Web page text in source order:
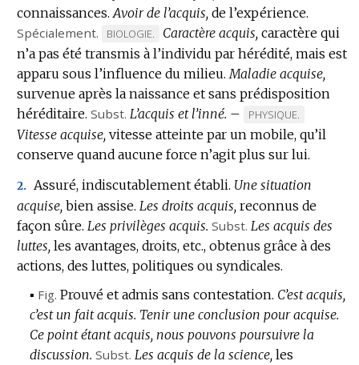
connaissances. Avoir de l’acquis, de l’expérience.
Spécialement.
MARQUE
DE
DOMAINE
:
BIOLOGIE. Caractère acquis, caractère qui
n’a pas été transmis à l’individu par hérédité, mais est
apparu sous l’influence du milieu. Maladie acquise,
survenue après la naissance et sans prédisposition
héréditaire. Subst. L’acquis et l’inné. –
MARQUE
DE
DOMAINE
PHYSIQUE.
Vitesse acquise, vitesse atteinte par un mobile, qu’il
conserve quand aucune force n’agit plus sur lui.
2. Assuré, indiscutablement établi. Une situation
acquise, bien assise. Les droits acquis, reconnus de
façon sûre. Les privilèges acquis. Subst. Les acquis des
luttes, les avantages, droits, etc., obtenus grâce à des
actions, des luttes, politiques ou syndicales.
▪ Fig. Prouvé et admis sans contestation. C’est acquis,
c’est un fait acquis. Tenir une conclusion pour acquise.
Ce point étant acquis, nous pouvons poursuivre la
discussion. Subst. Les acquis de la science, les